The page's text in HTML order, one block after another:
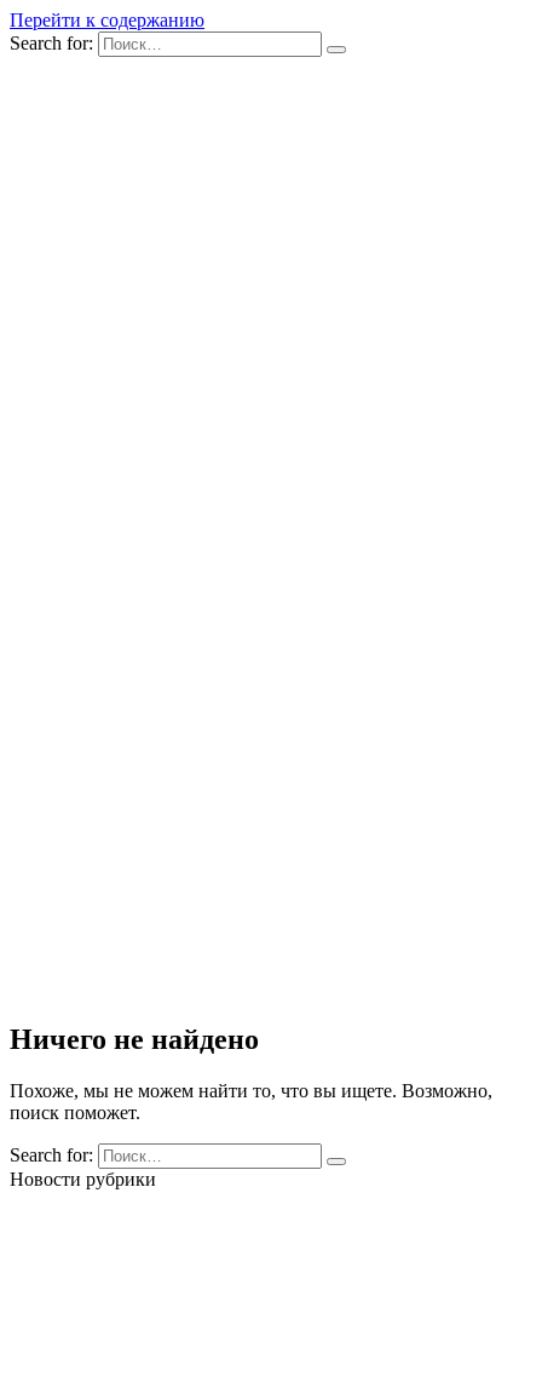
Перейти к содержанию
Search for:
Ничего не найдено
Похоже, мы не можем найти то, что вы ищете. Возможно,
поиск поможет.
Search for:
Новости рубрики